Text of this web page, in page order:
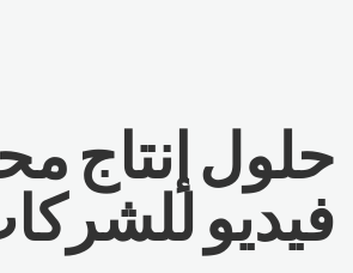
حلول إنتاج
فيديو